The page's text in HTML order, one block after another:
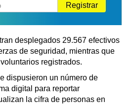
Registrar
desplegados 29.567 efectivos
de seguridad, mientras que
registrados.
dispusieron un número de
digital para reportar
la cifra de personas en